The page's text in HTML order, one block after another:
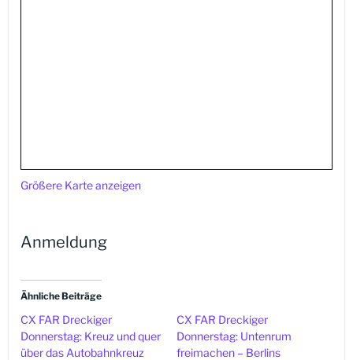
Größere Karte anzeigen
Anmeldung
Ähnliche Beiträge
CX FAR Dreckiger
Donnerstag: Kreuz und quer
über das Autobahnkreuz
CX FAR Dreckiger
Donnerstag: Untenrum
freimachen – Berlins